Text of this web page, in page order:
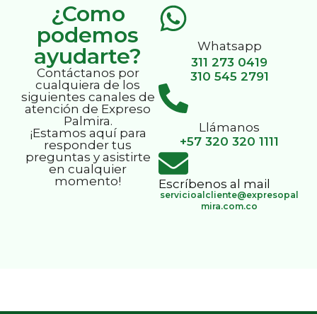
¿Como
podemos
ayudarte?
Contáctanos por
cualquiera de los
siguientes canales de
atención de Expreso
Palmira.
¡Estamos aquí para
responder tus
preguntas y asistirte
en cualquier
momento!
Whatsapp
311 273 0419
310 545 2791
Llámanos
+57 320 320 1111
Escríbenos al mail
servicioalcliente@expresopal
mira.com.co